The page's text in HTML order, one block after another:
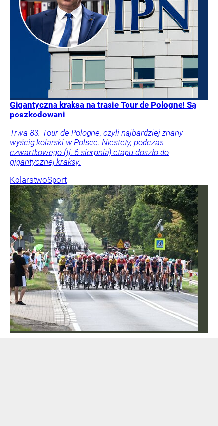
Gigantyczna kraksa na trasie Tour de Pologne! Są
poszkodowani
Trwa 83. Tour de Pologne, czyli najbardziej znany
wyścig kolarski w Polsce. Niestety, podczas
czwartkowego (tj. 6 sierpnia) etapu doszło do
gigantycznej kraksy.
KolarstwoSport